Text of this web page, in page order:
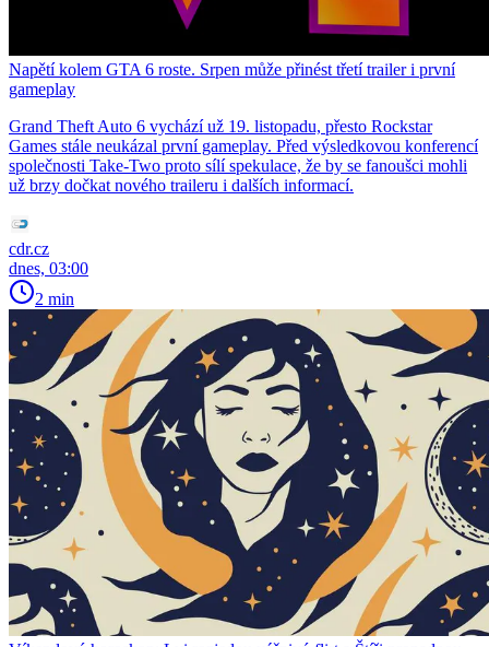
Napětí kolem GTA 6 roste. Srpen může přinést třetí trailer i první
gameplay
Grand Theft Auto 6 vychází už 19. listopadu, přesto Rockstar
Games stále neukázal první gameplay. Před výsledkovou konferencí
společnosti Take-Two proto sílí spekulace, že by se fanoušci mohli
už brzy dočkat nového traileru i dalších informací.
cdr.cz
dnes, 03:00
2 min